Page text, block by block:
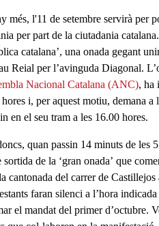
més, l'11 de setembreservirà per
per part de la ciutadania catalana
catalana’, una onada gegant
Reial per l’avinguda Diagonal.
Nacional Catalana (ANC), ha
i, per aquest motiu, demana a
en el seu tram a les 16.00 hores.
quan passin 14 minuts de les
sortida de la ‘gran onada’ que
cantonada del carrer de Castillejos
faran silenci a l’hora
el mandat del primer d’octubre.